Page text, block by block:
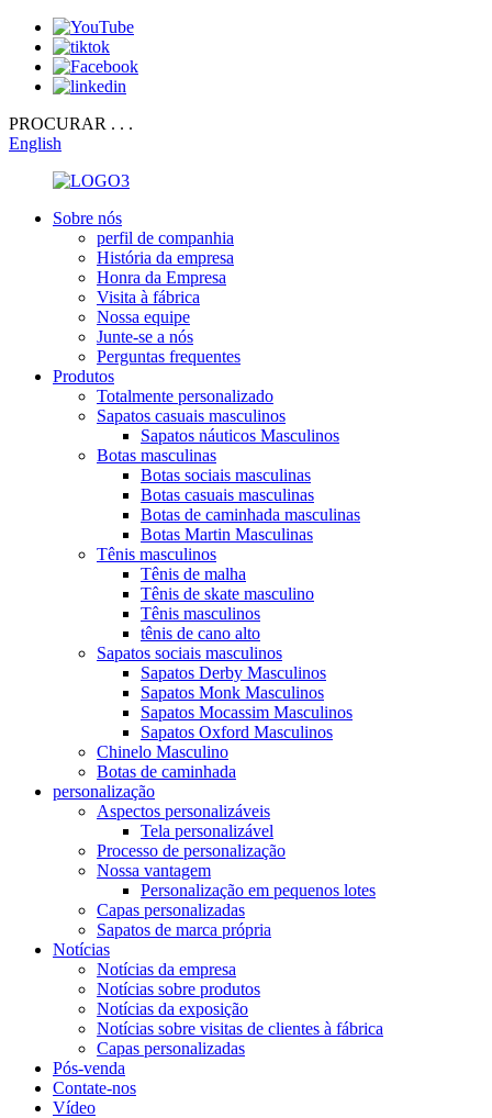
PROCURAR . . .
English
Sobre nós
perfil de companhia
História da empresa
Honra da Empresa
Visita à fábrica
Nossa equipe
Junte-se a nós
Perguntas frequentes
Produtos
Totalmente personalizado
Sapatos casuais masculinos
Sapatos náuticos Masculinos
Botas masculinas
Botas sociais masculinas
Botas casuais masculinas
Botas de caminhada masculinas
Botas Martin Masculinas
Tênis masculinos
Tênis de malha
Tênis de skate masculino
Tênis masculinos
tênis de cano alto
Sapatos sociais masculinos
Sapatos Derby Masculinos
Sapatos Monk Masculinos
Sapatos Mocassim Masculinos
Sapatos Oxford Masculinos
Chinelo Masculino
Botas de caminhada
personalização
Aspectos personalizáveis
Tela personalizável
Processo de personalização
Nossa vantagem
Personalização em pequenos lotes
Capas personalizadas
Sapatos de marca própria
Notícias
Notícias da empresa
Notícias sobre produtos
Notícias da exposição
Notícias sobre visitas de clientes à fábrica
Capas personalizadas
Pós-venda
Contate-nos
Vídeo